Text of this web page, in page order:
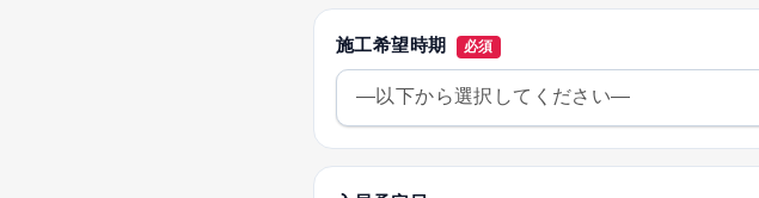
施工希望時期 必須